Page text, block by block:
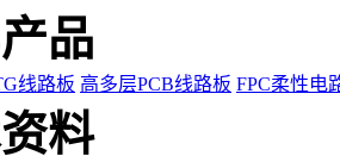
品
线路板 高多层PCB线路板 FPC柔性电
料